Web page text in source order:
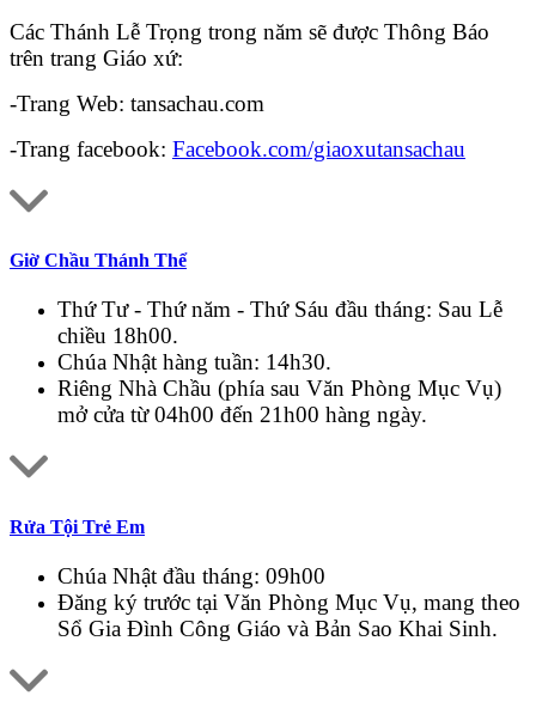
Các Thánh Lễ Trọng trong năm sẽ được Thông Báo
trên trang Giáo xứ:
-Trang Web: tansachau.com
-Trang facebook: Facebook.com/giaoxutansachau
Giờ Chầu Thánh Thể
Thứ Tư - Thứ năm - Thứ Sáu đầu tháng: Sau Lễ
chiều 18h00.
Chúa Nhật hàng tuần: 14h30.
Riêng Nhà Chầu (phía sau Văn Phòng Mục Vụ)
mở cửa từ 04h00 đến 21h00 hàng ngày.
Rửa Tội Trẻ Em
Chúa Nhật đầu tháng: 09h00
Đăng ký trước tại Văn Phòng Mục Vụ, mang theo
Sổ Gia Đình Công Giáo và Bản Sao Khai Sinh.